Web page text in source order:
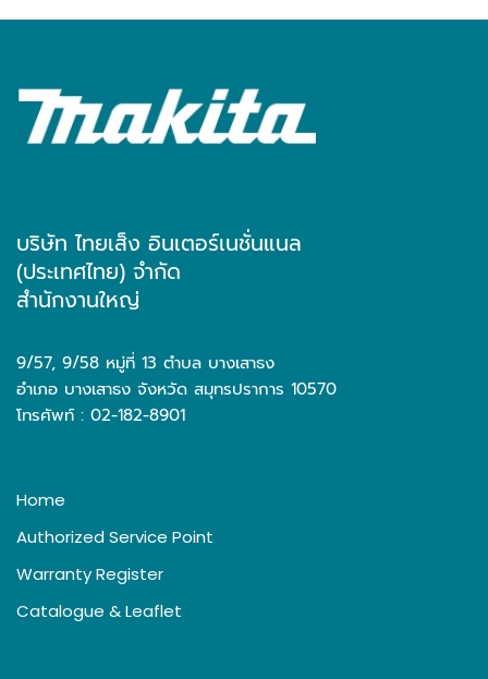
บริษัท ไทยเส็ง อินเตอร์เนชั่นแนล
(ประเทศไทย) จำกัด
สำนักงานใหญ่
9/57, 9/58 หมู่ที่ 13 ตำบล บางเสาธง
อำเภอ บางเสาธง จังหวัด สมุทรปราการ 10570
โทรศัพท์ : 02-182-8901
Home
Authorized Service Point
Warranty Register
Catalogue & Leaflet